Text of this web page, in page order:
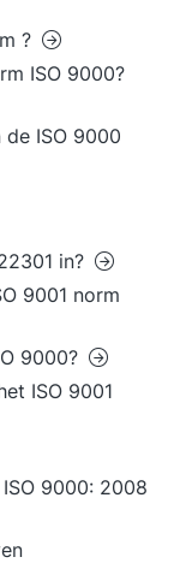
?
ISO 9000?
ISO 9000
in?
9001 norm
9000?
ISO 9001
9000: 2008